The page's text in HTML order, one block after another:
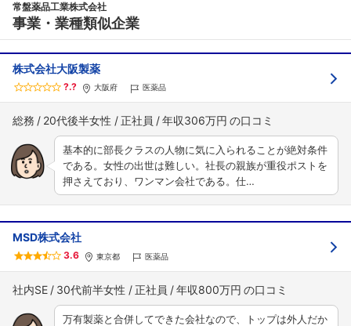
常盤薬品工業株式会社
事業・業種類似企業
株式会社大阪製薬
?.? 大阪府 医薬品
総務 20代後半女性 正社員 年収306万円
基本的に部長クラスの人物に気に入られることが絶対条件
である。女性の出世は難しい。社長の親族が重役ポストを
押さえており、ワンマン会社である。仕…
MSD株式会社
3.6 東京都 医薬品
社内SE 30代前半女性 正社員 年収800万円
万有製薬と合併してできた会社なので、トップは外人だか